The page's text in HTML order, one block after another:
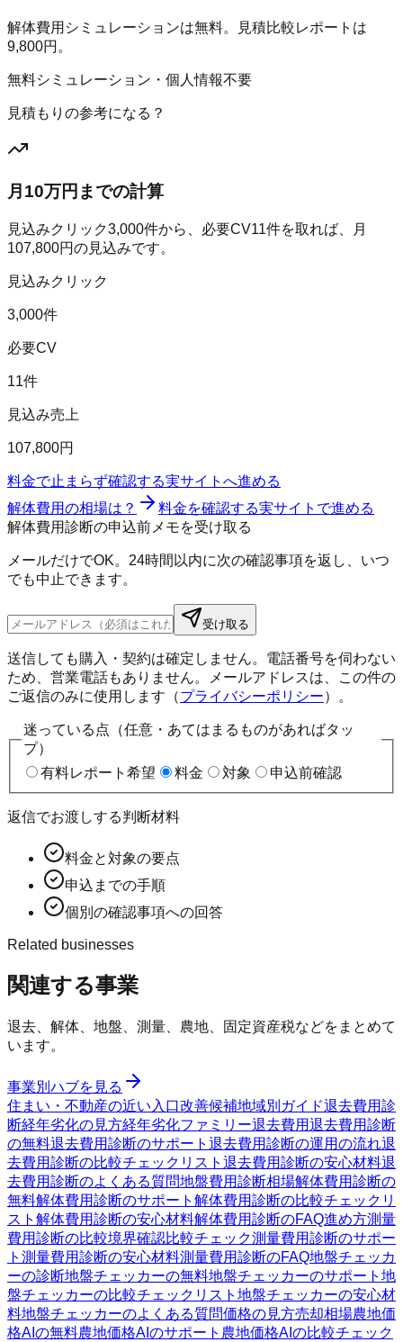
解体費用シミュレーションは無料。見積比較レポートは
9,800円。
無料シミュレーション・個人情報不要
見積もりの参考になる？
月10万円までの計算
見込みクリック3,000件から、必要CV11件を取れば、月
107,800円の見込みです。
見込みクリック
3,000件
必要CV
11件
見込み売上
107,800円
料金で止まらず確認する実サイトへ進める
解体費用の相場は？
料金を確認する実サイトで進める
解体費用診断の申込前メモを受け取る
メールだけでOK。24時間以内に次の確認事項を返し、いつ
でも中止できます。
受け取る
送信しても購入・契約は確定しません。電話番号を伺わない
ため、営業電話もありません。メールアドレスは、この件の
ご返信のみに使用します（プライバシーポリシー）。
迷っている点（任意・あてはまるものがあればタッ
プ）
有料レポート希望
料金 対象 申込前確認
返信でお渡しする判断材料
料金と対象の要点
申込までの手順
個別の確認事項への回答
Related businesses
関連する事業
退去、解体、地盤、測量、農地、固定資産税などをまとめて
います。
事業別ハブを見る
住まい・不動産の近い入口改善候補地域別ガイド退去費用診
断経年劣化の見方経年劣化ファミリー退去費用退去費用診断
の無料退去費用診断のサポート 退去費用診断の運用の流れ退
去費用診断の比較チェックリスト 退去費用診断の安心材料退
去費用診断のよくある質問地盤費用診断相場解体費用診断の
無料解体費用診断のサポート 解体費用診断の比較チェックリ
スト 解体費用診断の安心材料解体費用診断のFAQ進め方測量
費用診断の比較境界確認比較チェック測量費用診断のサポー
ト 測量費用診断の安心材料測量費用診断のFAQ地盤チェッカ
ーの診断地盤チェッカーの無料地盤チェッカーのサポート 地
盤チェッカーの比較チェックリスト 地盤チェッカーの安心材
料地盤チェッカーのよくある質問価格の見方売却相場農地価
格AIの無料農地価格AIのサポート 農地価格AIの比較チェック